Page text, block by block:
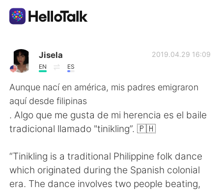
Language Exchange App
AI Grammar Checker
English
Español العربية
Jisela
EN ES
2019.04.29 16:09
Aunque nací en américa, mis padres emigraron
aquí desde filipinas
. Algo que me gusta de mi herencia es el baile
tradicional llamado "tinikling”. 🇵🇭
“Tinikling is a traditional Philippine folk dance
which originated during the Spanish colonial
era. The dance involves two people beating,